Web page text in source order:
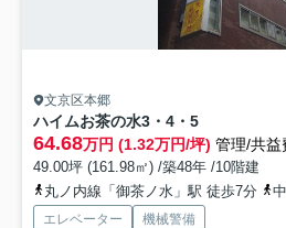
文京区本郷
ハイムお茶の水3・4・5
64.68万円 (1.32万円/坪) 管理/共益
49.00坪 (161.98㎡) /築48年 /10階建
丸ノ内線「御茶ノ水」駅 徒歩7分
エレベーター 機械警備